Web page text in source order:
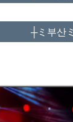
┼ミ부산